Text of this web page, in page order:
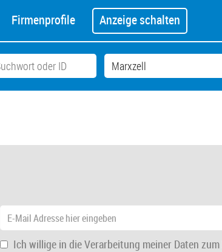
Firmenprofile Anzeige schalten
Ich willige in die Verarbeitung meiner Daten